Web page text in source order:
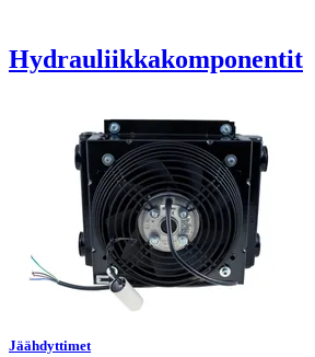
Hydrauliikkakomponentit
tuotetta
Jäähdyttimet